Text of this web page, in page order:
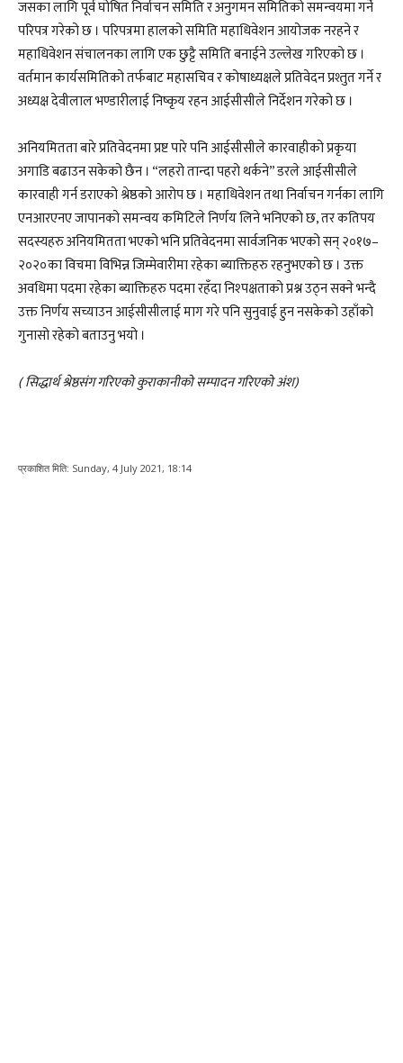
जसका लागि पूर्व घोषित निर्वाचन समिति र अनुगमन समितिको समन्वयमा गर्ने
परिपत्र गरेको छ । परिपत्रमा हालको समिति महाधिवेशन आयोजक नरहने र
महाधिवेशन संचालनका लागि एक छुट्टै समिति बनाईने उल्लेख गरिएको छ ।
वर्तमान कार्यसमितिको तर्फबाट महासचिव र कोषाध्यक्षले प्रतिवेदन प्रश्तुत गर्ने र
अध्यक्ष देवीलाल भण्डारीलाई निष्कृय रहन आईसीसीले निर्देशन गरेको छ ।
अनियमितता बारे प्रतिवेदनमा प्रष्ट पारे पनि आईसीसीले कारवाहीको प्रकृया
अगाडि बढाउन सकेको छैन । “लहरो तान्दा पहरो थर्कने” डरले आईसीसीले
कारवाही गर्न डराएको श्रेष्ठको आरोप छ । महाधिवेशन तथा निर्वाचन गर्नका लागि
एनआरएनए जापानको समन्वय कमिटिले निर्णय लिने भनिएको छ, तर कतिपय
सदस्यहरु अनियमितता भएको भनि प्रतिवेदनमा सार्वजनिक भएको सन् २०१७–
२०२०का विचमा विभिन्न जिम्मेवारीमा रहेका ब्याक्तिहरु रहनुभएको छ । उक्त
अवधिमा पदमा रहेका ब्याक्तिहरु पदमा रहँदा निश्पक्षताको प्रश्न उठ्न सक्ने भन्दै
उक्त निर्णय सच्याउन आईसीसीलाई माग गरे पनि सुनुवाई हुन नसकेको उहाँको
गुनासो रहेको बताउनु भयो ।
( सिद्धार्थ श्रेष्ठसंग गरिएको कुराकानीको सम्पादन गरिएको अंश)
प्रकाशित मिति: Sunday, 4 July 2021, 18:14